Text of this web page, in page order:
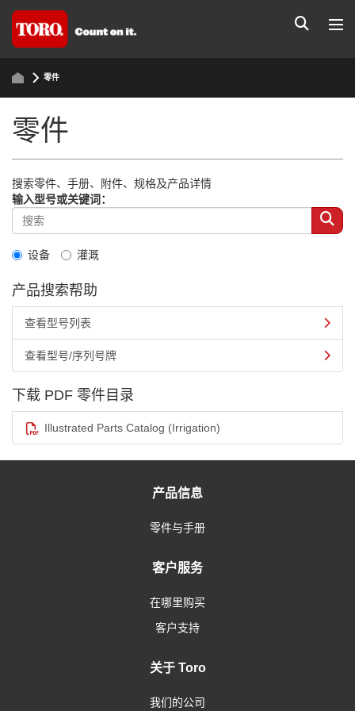
零件
零件
搜索零件、手册、附件、规格及产品详情
输入型号或关键词：
设备 灌溉
产品搜索帮助
查看型号列表
查看型号/序列号牌
下载 PDF 零件目录
Illustrated Parts Catalog (Irrigation)
产品信息
零件与手册
客户服务
在哪里购买
客户支持
关于 Toro
我们的公司